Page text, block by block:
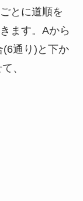
とに道順を
ます。Aから
(6通り)と下か
、